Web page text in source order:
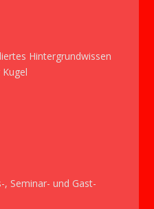
Hintergrundwissen
Seminar- und Gast-